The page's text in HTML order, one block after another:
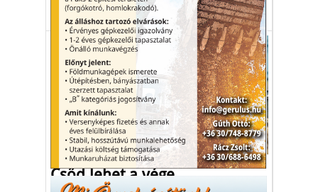
agrofotovoltaikus mezőgazdaság napenergia
Gazdaság
Csőd lehet a vége